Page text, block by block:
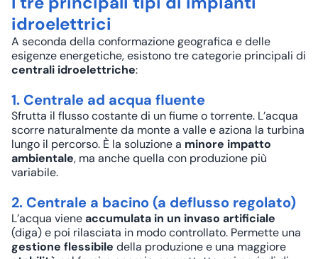
idroelettrici
A seconda della conformazione geografica e delle
esigenze energetiche, esistono tre categorie principali di
centrali idroelettriche:
1. Centrale ad acqua fluente
Sfrutta il flusso costante di un fiume o torrente. L’acqua
scorre naturalmente da monte a valle e aziona la turbina
lungo il percorso. È la soluzione a minore impatto
ambientale, ma anche quella con produzione più
variabile.
2. Centrale a bacino (a deflusso regolato)
L’acqua vieneaccumulata in un invaso artificiale
(diga) e poi rilasciata in modo controllato. Permette una
gestione flessibile della produzione e una maggiore